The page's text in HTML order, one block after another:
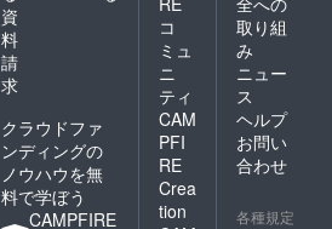
資
料
請
求
クラウドファ
ンディングの
ノウハウを無
料で学ぼう
CAMPFIRE
コ
ミュ
ニ
ティ
CAM
PFI
RE
Crea
tion
取り組
み
ニュー
ス
ヘルプ
お問い
合わせ
各種規定